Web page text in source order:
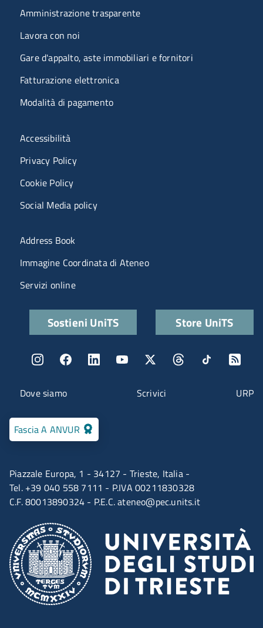
Piazzale Europa, 1 - 34127 - Trieste, Italia -
Tel. +39 040 558 7111 - P.IVA 00211830328
C.F. 80013890324 - P.E.C.ateneo@pec.units.it
Fascia A ANVUR
Menu contatti
Dove siamo Scrivici URP
Amministrazione trasparente
Lavora con noi
Gare d'appalto, aste immobiliari e fornitori
Fatturazione elettronica
Modalità di pagamento
Menù riferimenti
Accessibilità
Privacy Policy
Cookie Policy
Social Media policy
Menu portale
Address Book
Immagine Coordinata di Ateneo
Servizi online
Quick linksSostieni UniTS Store UniTS
Menu social